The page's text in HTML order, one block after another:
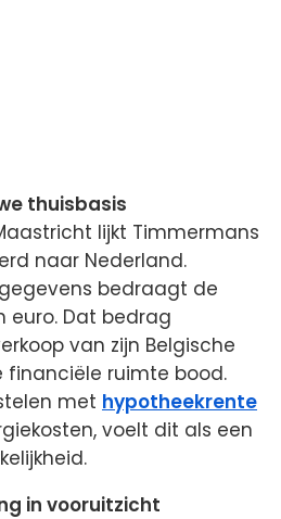
thuisbasis
lijkt Timmermans
naar Nederland.
bedraagt de
euro. Dat bedrag
van zijn Belgische
ruimte bood.
met hypotheekrente
voelt dit als een
in vooruitzicht